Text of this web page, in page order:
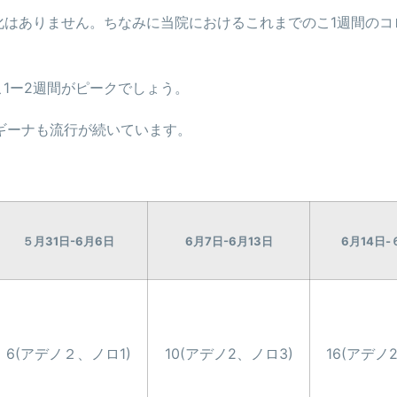
ありません。ちなみに当院におけるこれまでのこ1週間の
2週間がピークでしょう。
ナも流行が続いています。
５月31日-6月6日 6月7日-6月13日 6月14日-
6(アデノ２、ノロ1) 10(アデノ2、ノロ3) 16(アデノ